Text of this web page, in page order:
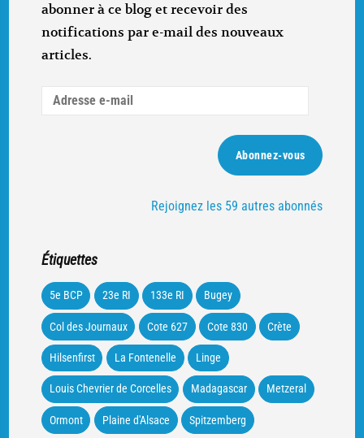
abonner à ce blog et recevoir des
notifications par e-mail des nouveaux
articles.
Adresse
Abonnez-vous
Rejoignez les 59 autres abonnés
Étiquettes
5e BCP 23e RI 133e RI Bugey
Col des Journaux Cote 627 Cote 830 Crète
Hilsenfirst La Fontenelle Linge
Louis Chevrier de Corcelles Madagascar Metzeral
Ormont Plaine d'Alsace Spitzemberg